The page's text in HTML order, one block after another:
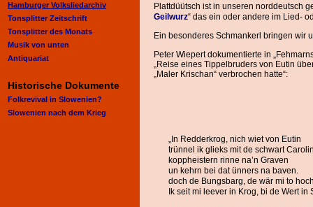
Hamburger Volksliedarchiv
Tonsplitter Zeitschrift
Tonsplitter des Monats
Musik von unten
Antiquariat
Historische Dokumente
Folkrevival in Slowenien?
Slowenien nach dem Krieg
Plattdüütsch ist in unseren norddeutsch
Geilwurz“ das ein oder andere im Lied-
Ein besonderes Schmankerl bringen wir
Peter Wiepert dokumentierte in
„Reise eines Tippelbruders von Eutin
„Maler Krischan“ verbrochen hatte“:
„In Redderkrog, nich wiet von Eutin
trünnel ik glieks mit de schwart
koppheistern rinne na’n Graven
un kehrn bei dat ünners na baven.
doch de Bungsbarg, de wär mi to
Ik seit mi leever in Krog, bi de Wert in